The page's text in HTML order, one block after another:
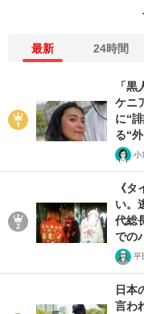
最新 24時間
「
ケニ
に“
る“
小
《
い。
代総
での
平
日本
言わ